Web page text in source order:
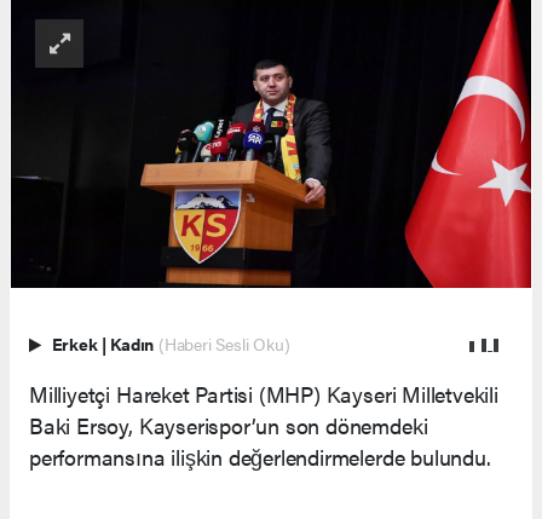
Erkek | Kadın (Haberi Sesli Oku)
Milliyetçi Hareket Partisi (MHP) Kayseri Milletvekili
Baki Ersoy, Kayserispor’un son dönemdeki
performansına ilişkin değerlendirmelerde bulundu.